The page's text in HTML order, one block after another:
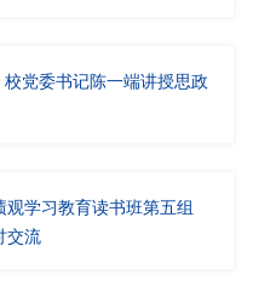
党委书记陈一端讲授思政
学习教育读书班第五组
交流